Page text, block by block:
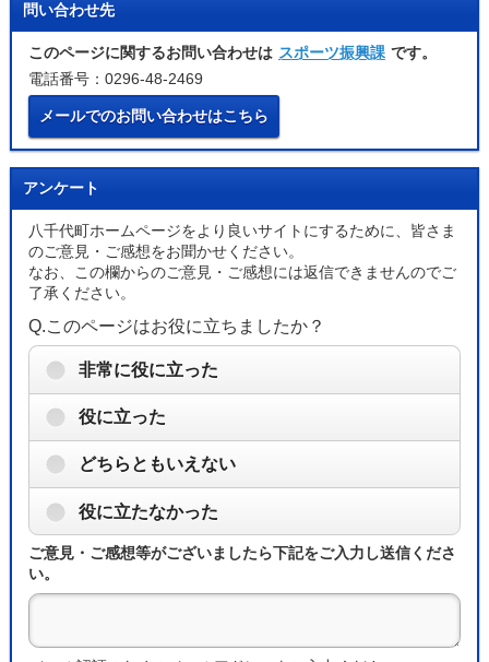
問い合わせ先
このページに関するお問い合わせは スポーツ振興課 です。
電話番号：0296-48-2469
メールでのお問い合わせはこちら
アンケート
八千代町ホームページをより良いサイトにするために、皆さま
のご意見・ご感想をお聞かせください。
なお、この欄からのご意見・ご感想には返信できませんのでご
了承ください。
Q.このページはお役に立ちましたか？
非常に役に立った
役に立った
どちらともいえない
役に立たなかった
ご意見・ご感想等がございましたら下記をご入力し送信くださ
い。